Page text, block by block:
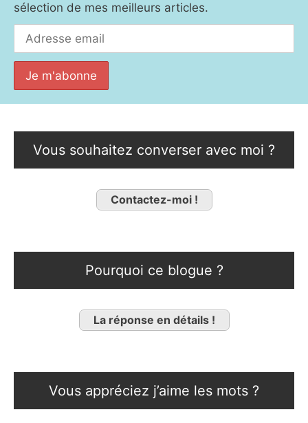
sélection de mes meilleurs articles.
Vous souhaitez converser avec moi ?
Contactez-moi !
Pourquoi ce blogue ?
La réponse en détails !
Vous appréciez j’aime les mots ?